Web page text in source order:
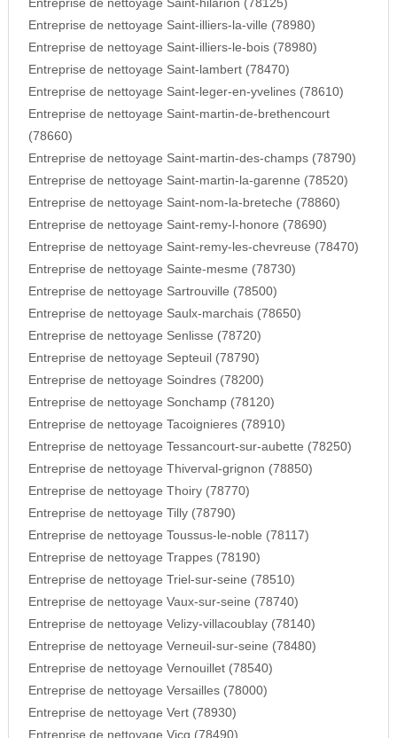
Entreprise de nettoyage Saint-hilarion (78125)
Entreprise de nettoyage Saint-illiers-la-ville (78980)
Entreprise de nettoyage Saint-illiers-le-bois (78980)
Entreprise de nettoyage Saint-lambert (78470)
Entreprise de nettoyage Saint-leger-en-yvelines (78610)
Entreprise de nettoyage Saint-martin-de-brethencourt
(78660)
Entreprise de nettoyage Saint-martin-des-champs (78790)
Entreprise de nettoyage Saint-martin-la-garenne (78520)
Entreprise de nettoyage Saint-nom-la-breteche (78860)
Entreprise de nettoyage Saint-remy-l-honore (78690)
Entreprise de nettoyage Saint-remy-les-chevreuse (78470)
Entreprise de nettoyage Sainte-mesme (78730)
Entreprise de nettoyage Sartrouville (78500)
Entreprise de nettoyage Saulx-marchais (78650)
Entreprise de nettoyage Senlisse (78720)
Entreprise de nettoyage Septeuil (78790)
Entreprise de nettoyage Soindres (78200)
Entreprise de nettoyage Sonchamp (78120)
Entreprise de nettoyage Tacoignieres (78910)
Entreprise de nettoyage Tessancourt-sur-aubette (78250)
Entreprise de nettoyage Thiverval-grignon (78850)
Entreprise de nettoyage Thoiry (78770)
Entreprise de nettoyage Tilly (78790)
Entreprise de nettoyage Toussus-le-noble (78117)
Entreprise de nettoyage Trappes (78190)
Entreprise de nettoyage Triel-sur-seine (78510)
Entreprise de nettoyage Vaux-sur-seine (78740)
Entreprise de nettoyage Velizy-villacoublay (78140)
Entreprise de nettoyage Verneuil-sur-seine (78480)
Entreprise de nettoyage Vernouillet (78540)
Entreprise de nettoyage Versailles (78000)
Entreprise de nettoyage Vert (78930)
Entreprise de nettoyage Vicq (78490)